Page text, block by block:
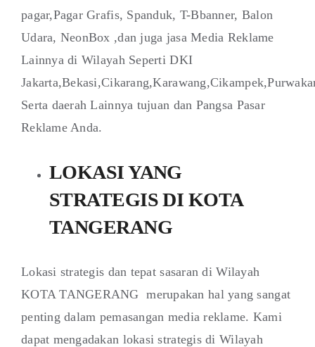
pagar,Pagar Grafis, Spanduk, T-Bbanner, Balon
Udara, NeonBox ,dan juga jasa Media Reklame
Lainnya di Wilayah Seperti DKI
Serta daerah Lainnya tujuan dan Pangsa Pasar
Reklame Anda.
LOKASI YANG
STRATEGIS DI KOTA
TANGERANG
Lokasi strategis dan tepat sasaran di Wilayah
KOTA TANGERANG merupakan hal yang sangat
penting dalam pemasangan media reklame. Kami
dapat mengadakan lokasi strategis di Wilayah